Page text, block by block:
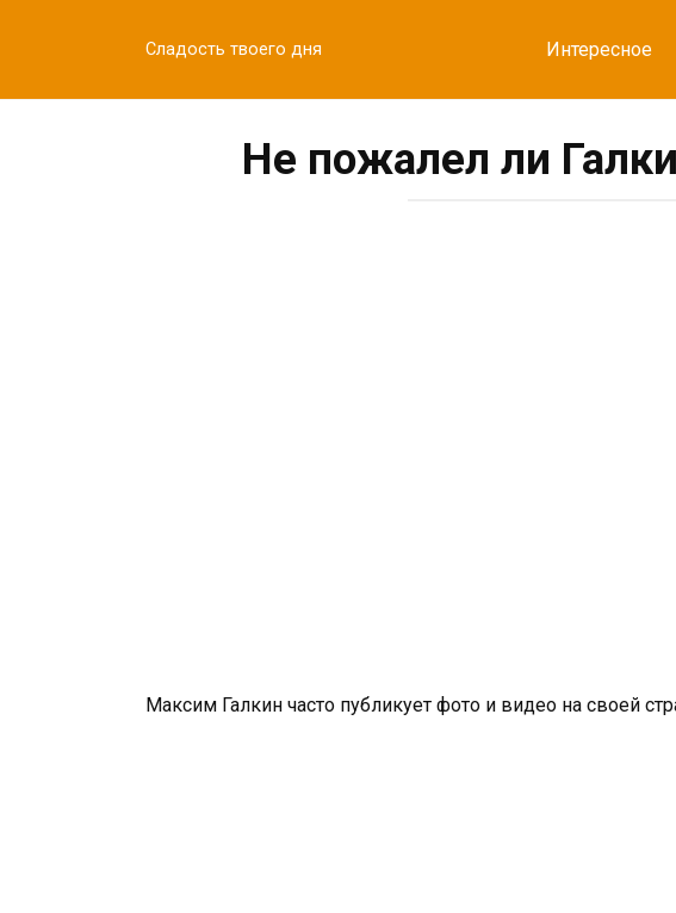
Сладость твоего дня Интересное
Не пожалел ли
Максим Галкин часто публикует фото и видео на своей